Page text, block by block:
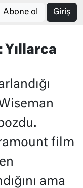
Abone ol Giriş
Yıllarca
film
ama